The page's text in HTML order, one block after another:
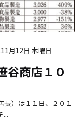
月12日 木曜日
商店１０
）は１１日、２０１
...